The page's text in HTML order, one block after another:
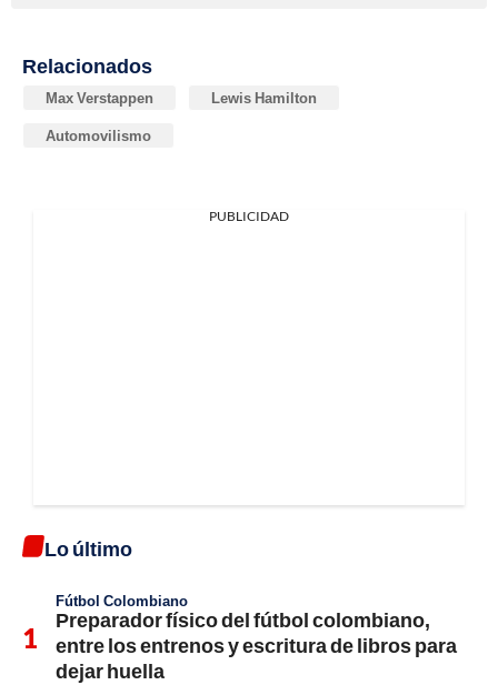
Relacionados
Max Verstappen Lewis Hamilton
Automovilismo
PUBLICIDAD
Lo último
Fútbol Colombiano
Preparador físico del fútbol colombiano,
entre los entrenos y escritura de libros para
dejar huella